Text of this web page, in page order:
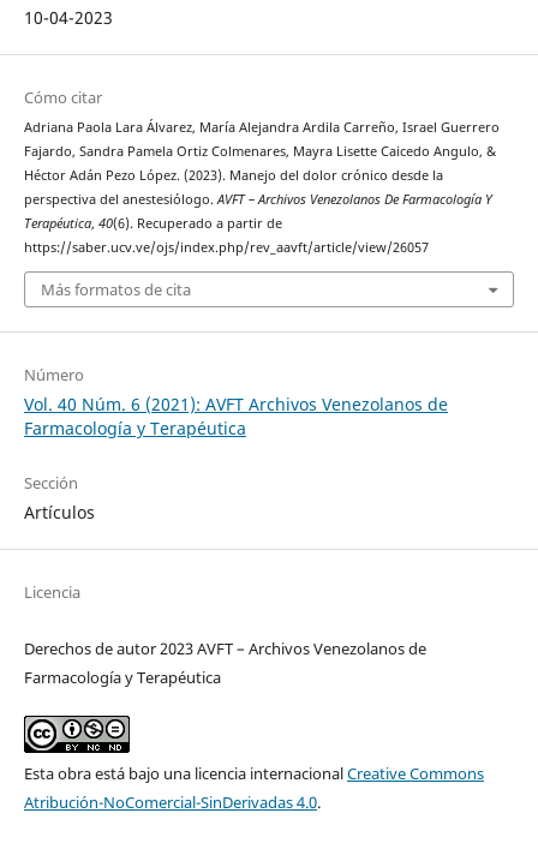
10-04-2023
Cómo citar
Adriana Paola Lara Álvarez, María Alejandra Ardila Carreño, Israel Guerrero
Fajardo, Sandra Pamela Ortiz Colmenares, Mayra Lisette Caicedo Angulo, &
Héctor Adán Pezo López. (2023). Manejo del dolor crónico desde la
perspectiva del anestesiólogo.AVFT – Archivos Venezolanos De Farmacología Y
Terapéutica, 40(6). Recuperado a partir de
https://saber.ucv.ve/ojs/index.php/rev_aavft/article/view/26057
Más formatos de cita
Número
Vol. 40 Núm. 6 (2021): AVFT Archivos Venezolanos de
Farmacología y Terapéutica
Sección
Artículos
Licencia
Derechos de autor 2023 AVFT – Archivos Venezolanos de
Farmacología y Terapéutica
Esta obra está bajo una licencia internacionalCreative Commons
Atribución-NoComercial-SinDerivadas 4.0.